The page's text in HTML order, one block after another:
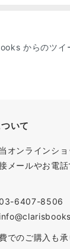
からのツイ
いて
オンラインシ
メールやお電話
6407-8506
でのご購入も承